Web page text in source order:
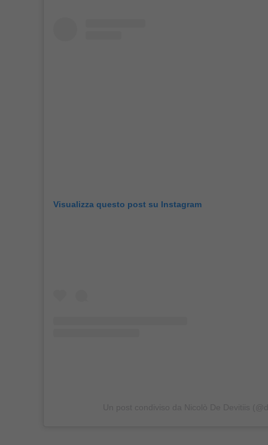
Visualizza questo post su Instagram